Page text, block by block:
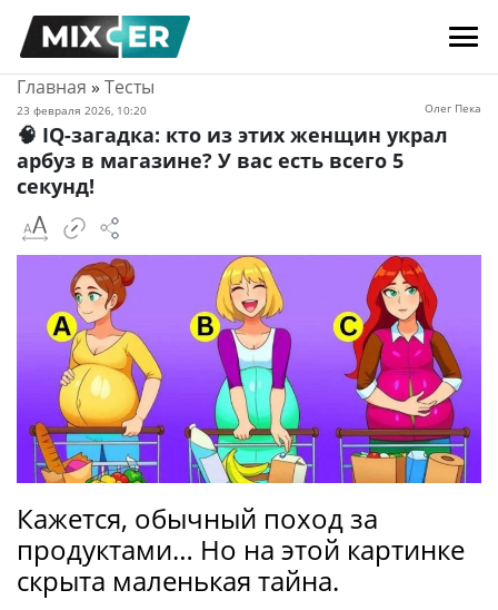
Главная » Тесты
23 февраля 2026, 10:20 Олег Пека
🧠 IQ-загадка: кто из этих женщин украл
арбуз в магазине? У вас есть всего 5
секунд!
Кажется, обычный поход за
продуктами… Но на этой картинке
скрыта маленькая тайна.